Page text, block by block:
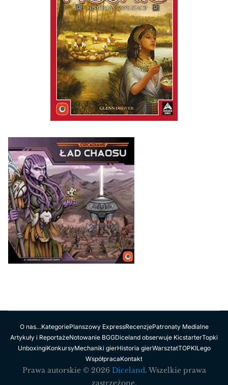
O nas…KategoriePlanszowy ExpressRecenzjePatronaty Medialne
Artykuły i ReportażeNotowanie BGGDiceland obserwuje KicstarterTopki
UnboxingiKonkursyMechaniki gierHistoria gierWarsztatTOPKILego
WspółpracaKontakt
Prawa autorskie © 2026 Diceland. Wszelkie prawa
zastrzeżone.